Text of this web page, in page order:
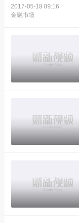
2017-05-18 09:16
金融市场